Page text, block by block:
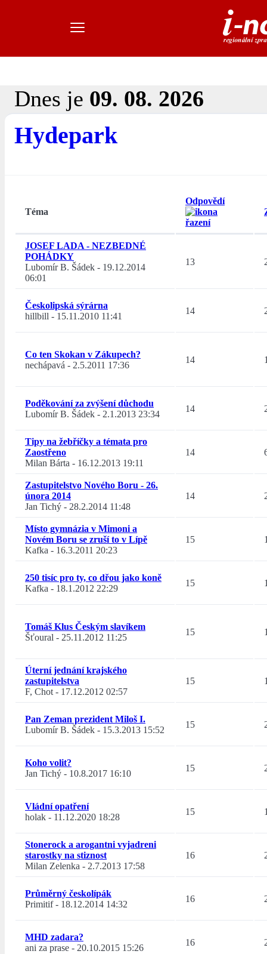
Dnes je 09. 08. 2026
Hydepark
Téma
Odpovědí
JOSEF LADA - NEZBEDNÉ
POHÁDKY
Lubomír B. Šádek - 19.12.2014
06:01
13
Českolipská sýrárna
hillbill - 15.11.2010 11:41
14
Co ten Skokan v Zákupech?
nechápavá - 2.5.2011 17:36
14
Poděkování za zvýšení důchodu
Lubomír B. Šádek - 2.1.2013 23:34
14
Tipy na žebříčky a témata pro
Zaostřeno
Milan Bárta - 16.12.2013 19:11
14
Zastupitelstvo Nového Boru - 26.
února 2014
Jan Tichý - 28.2.2014 11:48
14
Místo gymnázia v Mimoni a
Novém Boru se zruší to v Lípě
Kafka - 16.3.2011 20:23
15
250 tisíc pro ty, co dřou jako koně
Kafka - 18.1.2012 22:29
15
Tomáš Klus Českým slavíkem
Šťoural - 25.11.2012 11:25
15
Úterní jednání krajského
zastupitelstva
F, Chot- 17.12.2012 02:57
15
Pan Zeman prezident Miloš I.
Lubomír B. Šádek - 15.3.2013 15:52
15
Koho volit?
Jan Tichý - 10.8.2017 16:10
15
Vládní opatření
holak - 11.12.2020 18:28
15
Stonerock a arogantni vyjadreni
starostky na stiznost
Milan Zelenka - 2.7.2013 17:58
16
Průměrný českolípák
Primitif- 18.12.2014 14:32
16
MHD zadara?
ani za prase - 20.10.2015 15:26
16